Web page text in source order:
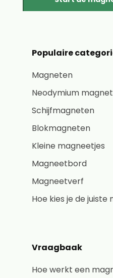
Populaire
Magneten
Neodymium
Schijfmagneten
Blokmagneten
Kleine magneetjes
Magneetbord
Magneetverf
Hoe kies je de juiste
Vraagbaak
Hoe werkt een